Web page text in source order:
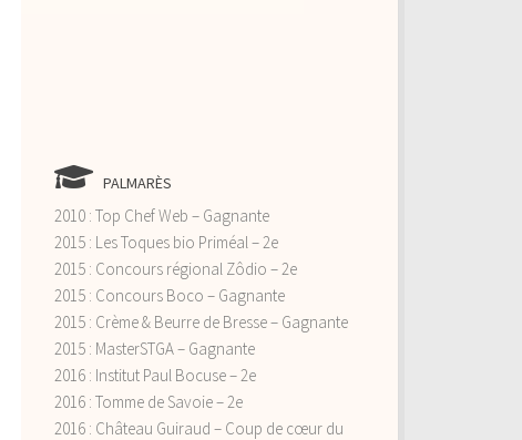
PALMARÈS
2010 : Top Chef Web – Gagnante
2015 : Les Toques bio Priméal – 2e
2015 : Concours régional Zôdio – 2e
2015 : Concours Boco – Gagnante
2015 : Crème & Beurre de Bresse – Gagnante
2015 : MasterSTGA – Gagnante
2016 : Institut Paul Bocuse – 2e
2016 : Tomme de Savoie – 2e
2016 : Château Guiraud – Coup de cœur du